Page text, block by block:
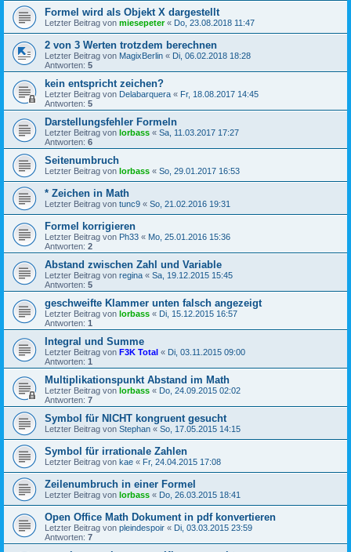
Formel wird als Objekt X dargestellt
Letzter Beitrag von miesepeter« Do, 23.08.2018 11:47
2 von 3 Werten trotzdem berechnen
Letzter Beitrag von MagixBerlin « Di, 06.02.2018 18:28
Antworten: 5
kein entspricht zeichen?
Letzter Beitrag von Delabarquera « Fr, 18.08.2017 14:45
Antworten: 5
Darstellungsfehler Formeln
Letzter Beitrag von lorbass « Sa, 11.03.2017 17:27
Antworten: 6
Seitenumbruch
Letzter Beitrag von lorbass « So, 29.01.2017 16:53
* Zeichen in Math
Letzter Beitrag von tunc9 « So, 21.02.2016 19:31
Formel korrigieren
Letzter Beitrag von Ph33 « Mo, 25.01.2016 15:36
Antworten: 2
Abstand zwischen Zahl und Variable
Letzter Beitrag von regina « Sa, 19.12.2015 15:45
Antworten: 5
geschweifte Klammer unten falsch angezeigt
Letzter Beitrag von lorbass « Di, 15.12.2015 16:57
Antworten: 1
Integral und Summe
Letzter Beitrag von F3K Total « Di, 03.11.2015 09:00
Antworten: 1
Multiplikationspunkt Abstand im Math
Letzter Beitrag von lorbass « Do, 24.09.2015 02:02
Antworten: 7
Symbol für NICHT kongruent gesucht
Letzter Beitrag von Stephan « So, 17.05.2015 14:15
Symbol für irrationale Zahlen
Letzter Beitrag von kae « Fr, 24.04.2015 17:08
Zeilenumbruch in einer Formel
Letzter Beitrag von lorbass « Do, 26.03.2015 18:41
Open Office Math Dokument in pdf konvertieren
Letzter Beitrag von pleindespoir « Di, 03.03.2015 23:59
Antworten: 7